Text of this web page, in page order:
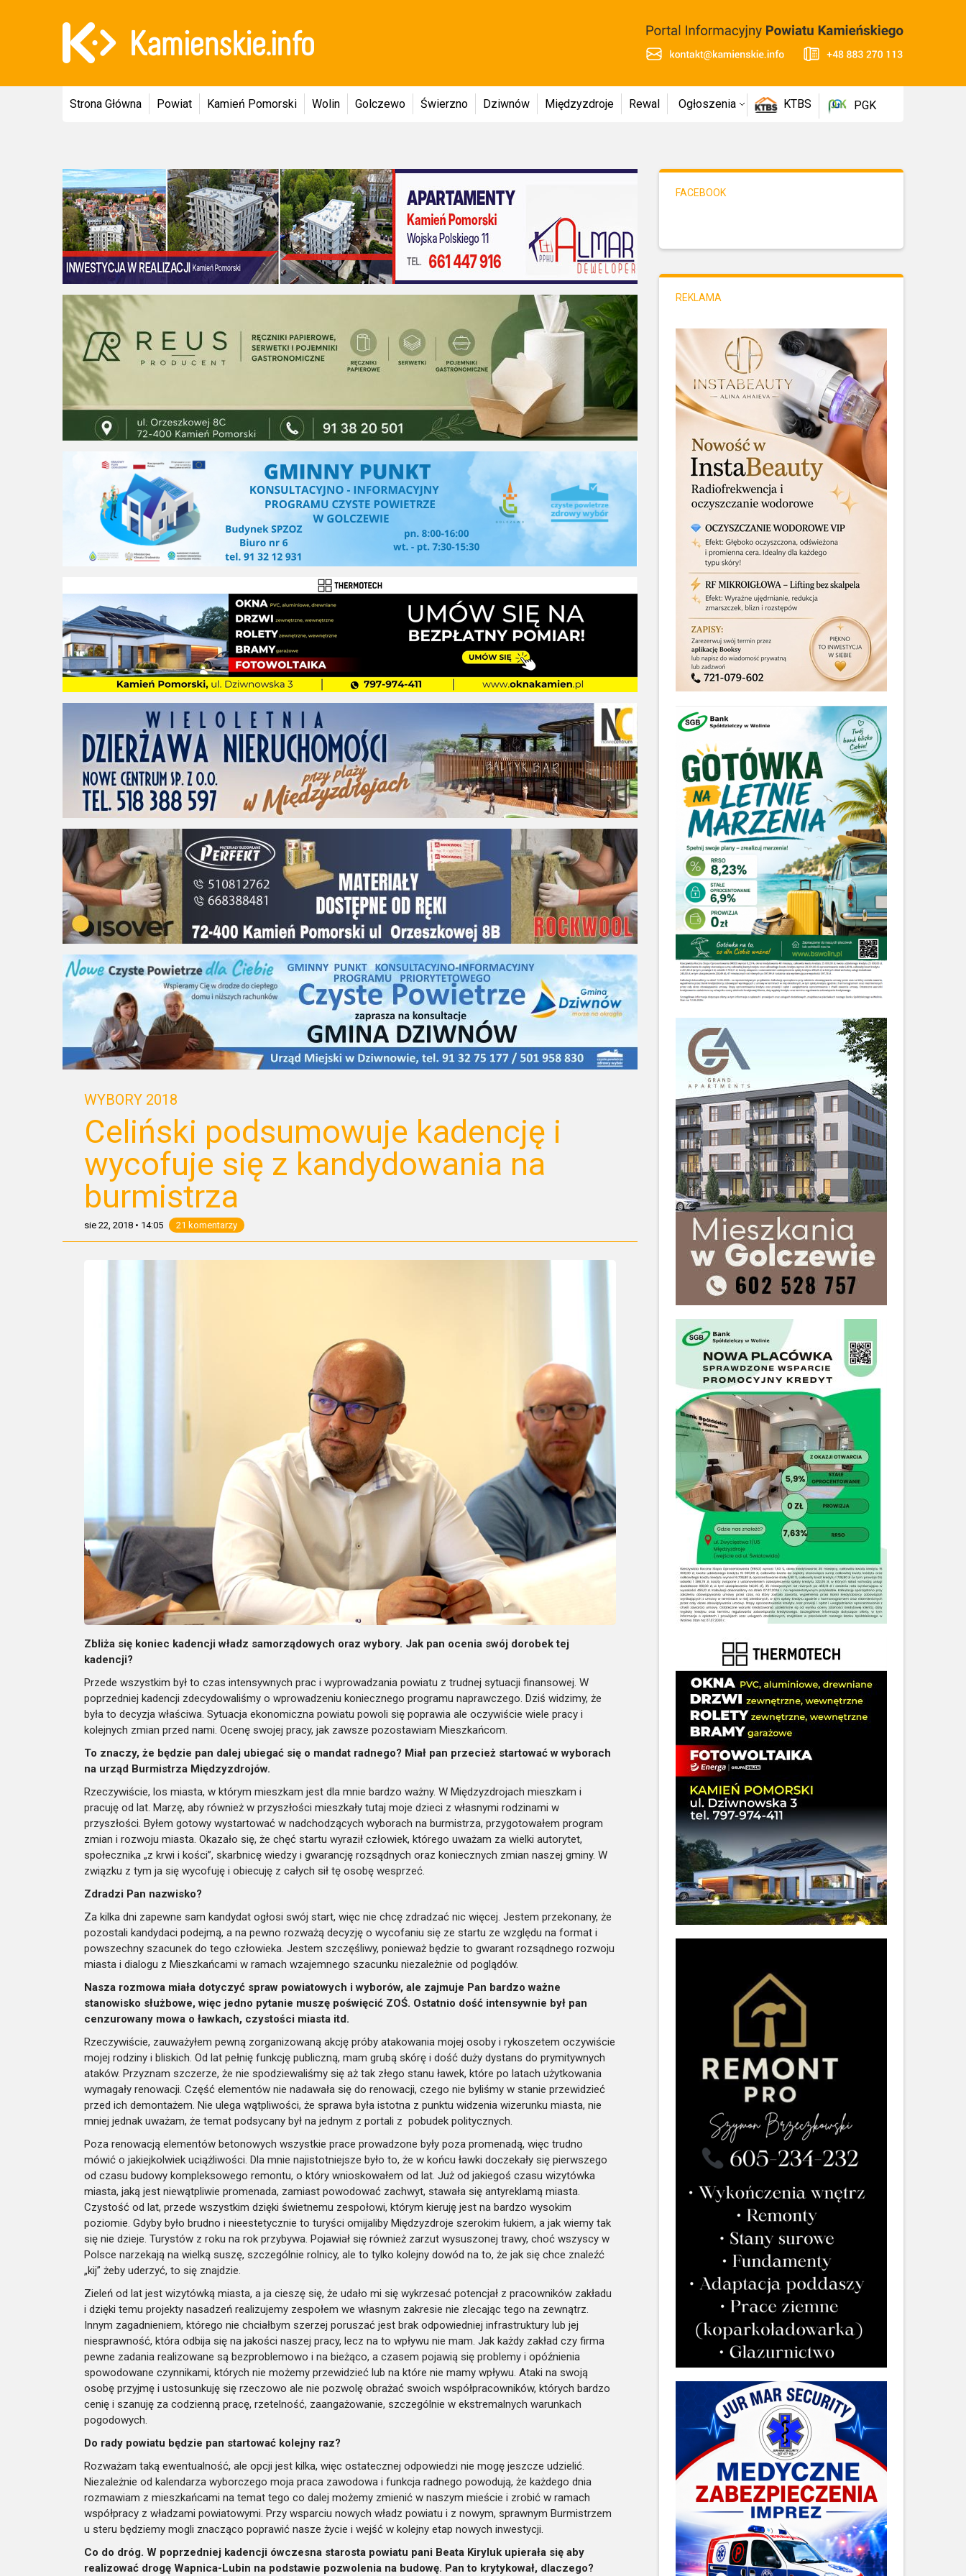
Strona Główna Powiat Kamień Pomorski Wolin Golczewo Świerzno Dziwnów Międzyzdroje Rewal Ogłoszenia KTBS PGK
WYBORY 2018
Celiński podsumowuje kadencję i
wycofuje się z kandydowania na
burmistrza
sie 22, 2018 • 14:05 21 komentarzy
Zbliża się koniec kadencji władz samorządowych oraz wybory. Jak pan ocenia swój dorobek tej
kadencji?
Przede wszystkim był to czas intensywnych prac i wyprowadzania powiatu z trudnej sytuacji finansowej. W
poprzedniej kadencji zdecydowaliśmy o wprowadzeniu koniecznego programu naprawczego. Dziś widzimy, że
była to decyzja właściwa. Sytuacja ekonomiczna powiatu powoli się poprawia ale oczywiście wiele pracy i
kolejnych zmian przed nami. Ocenę swojej pracy, jak zawsze pozostawiam Mieszkańcom.
To znaczy, że będzie pan dalej ubiegać się o mandat radnego? Miał pan przecież startować w wyborach
na urząd Burmistrza Międzyzdrojów.
Rzeczywiście, los miasta, w którym mieszkam jest dla mnie bardzo ważny. W Międzyzdrojach mieszkam i
pracuję od lat. Marzę, aby również w przyszłości mieszkały tutaj moje dzieci z własnymi rodzinami w
przyszłości. Byłem gotowy wystartować w nadchodzących wyborach na burmistrza, przygotowałem program
zmian i rozwoju miasta. Okazało się, że chęć startu wyraził człowiek, którego uważam za wielki autorytet,
społecznika „z krwi i kości”, skarbnicę wiedzy i gwarancję rozsądnych oraz koniecznych zmian naszej gminy. W
związku z tym ja się wycofuję i obiecuję z całych sił tę osobę wesprzeć.
Zdradzi Pan nazwisko?
Za kilka dni zapewne sam kandydat ogłosi swój start, więc nie chcę zdradzać nic więcej. Jestem przekonany, że
pozostali kandydaci podejmą, a na pewno rozważą decyzję o wycofaniu się ze startu ze względu na format i
powszechny szacunek do tego człowieka. Jestem szczęśliwy, ponieważ będzie to gwarant rozsądnego rozwoju
miasta i dialogu z Mieszkańcami w ramach wzajemnego szacunku niezależnie od poglądów.
Nasza rozmowa miała dotyczyć spraw powiatowych i wyborów, ale zajmuje Pan bardzo ważne
stanowisko służbowe, więc jedno pytanie muszę poświęcić ZOŚ. Ostatnio dość intensywnie był pan
cenzurowany mowa o ławkach, czystości miasta itd.
Rzeczywiście, zauważyłem pewną zorganizowaną akcję próby atakowania mojej osoby i rykoszetem oczywiście
mojej rodziny i bliskich. Od lat pełnię funkcję publiczną, mam grubą skórę i dość duży dystans do prymitywnych
ataków. Przyznam szczerze, że nie spodziewaliśmy się aż tak złego stanu ławek, które po latach użytkowania
wymagały renowacji. Część elementów nie nadawała się do renowacji, czego nie byliśmy w stanie przewidzieć
przed ich demontażem. Nie ulega wątpliwości, że sprawa była istotna z punktu widzenia wizerunku miasta, nie
mniej jednak uważam, że temat podsycany był na jednym z portali z pobudek politycznych.
Poza renowacją elementów betonowych wszystkie prace prowadzone były poza promenadą, więc trudno
mówić o jakiejkolwiek uciążliwości. Dla mnie najistotniejsze było to, że w końcu ławki doczekały się pierwszego
od czasu budowy kompleksowego remontu, o który wnioskowałem od lat. Już od jakiegoś czasu wizytówka
miasta, jaką jest niewątpliwie promenada, zamiast powodować zachwyt, stawała się antyreklamą miasta.
Czystość od lat, przede wszystkim dzięki świetnemu zespołowi, którym kieruję jest na bardzo wysokim
poziomie. Gdyby było brudno i nieestetycznie to turyści omijaliby Międzyzdroje szerokim łukiem, a jak wiemy tak
się nie dzieje. Turystów z roku na rok przybywa. Pojawiał się również zarzut wysuszonej trawy, choć wszyscy w
Polsce narzekają na wielką suszę, szczególnie rolnicy, ale to tylko kolejny dowód na to, że jak się chce znaleźć
„kij” żeby uderzyć, to się znajdzie.
Zieleń od lat jest wizytówką miasta, a ja cieszę się, że udało mi się wykrzesać potencjał z pracowników zakładu
i dzięki temu projekty nasadzeń realizujemy zespołem we własnym zakresie nie zlecając tego na zewnątrz.
Innym zagadnieniem, którego nie chciałbym szerzej poruszać jest brak odpowiedniej infrastruktury lub jej
niesprawność, która odbija się na jakości naszej pracy, lecz na to wpływu nie mam. Jak każdy zakład czy firma
pewne zadania realizowane są bezproblemowo i na bieżąco, a czasem pojawią się problemy i opóźnienia
spowodowane czynnikami, których nie możemy przewidzieć lub na które nie mamy wpływu. Ataki na swoją
osobę przyjmę i ustosunkuję się rzeczowo ale nie pozwolę obrażać swoich współpracowników, których bardzo
cenię i szanuję za codzienną pracę, rzetelność, zaangażowanie, szczególnie w ekstremalnych warunkach
pogodowych.
Do rady powiatu będzie pan startować kolejny raz?
Rozważam taką ewentualność, ale opcji jest kilka, więc ostatecznej odpowiedzi nie mogę jeszcze udzielić.
Niezależnie od kalendarza wyborczego moja praca zawodowa i funkcja radnego powodują, że każdego dnia
rozmawiam z mieszkańcami na temat tego co dalej możemy zmienić w naszym mieście i zrobić w ramach
współpracy z władzami powiatowymi. Przy wsparciu nowych władz powiatu i z nowym, sprawnym Burmistrzem
u steru będziemy mogli znacząco poprawić nasze życie i wejść w kolejny etap nowych inwestycji.
Co do dróg. W poprzedniej kadencji ówczesna starosta powiatu pani Beata Kiryluk upierała się aby
realizować drogę Wapnica-Lubin na podstawie pozwolenia na budowę. Pan to krytykował, dlaczego?
FACEBOOK
REKLAMA